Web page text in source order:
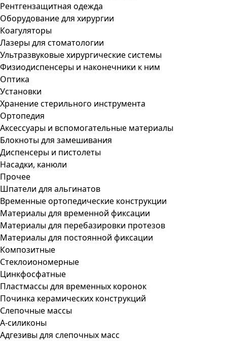
Рентгензащитная одежда
Оборудование для хирургии
Коагуляторы
Лазеры для стоматологии
Ультразвуковые хирургические системы
Физиодиспенсеры и наконечники к ним
Оптика
Установки
Хранение стерильного инструмента
Ортопедия
Аксессуары и вспомогательные материалы
Блокноты для замешивания
Диспенсеры и пистолеты
Насадки, канюли
Прочее
Шпатели для альгинатов
Временные ортопедические конструкции
Материалы для временной фиксации
Материалы для перебазировки протезов
Материалы для постоянной фиксации
Композитные
Стеклоиономерные
Цинкфосфатные
Пластмассы для временных коронок
Починка керамических конструкций
Слепочные массы
А-силиконы
Адгезивы для слепочных масс